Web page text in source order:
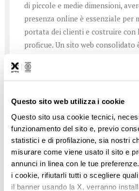
Questo sito web utilizza i cookie
Questo sito usa cookie tecnici,
funzionamento del sito e, previo
statistici e di profilazione, sia nostri
misurare come viene usato il sito e
annunci in linea con le tue
i cookie, rifiutarli tutti o scegliere
il banner usando la X, verranno
di piccole e medie dimensioni,
presenza online è essenziale per
portata dei clienti e costruire
proficue. Un sito web consolidato
esiste, e dimostrare che è
facilmente a informazioni
descrizioni dei prodotti e i prezzi.
programmare, avere una
CSS… Qggi tutto questo non è più
vengono in soccorso tool molto
Nonostante tutto, per risultati
consiglia di rivolgersi a